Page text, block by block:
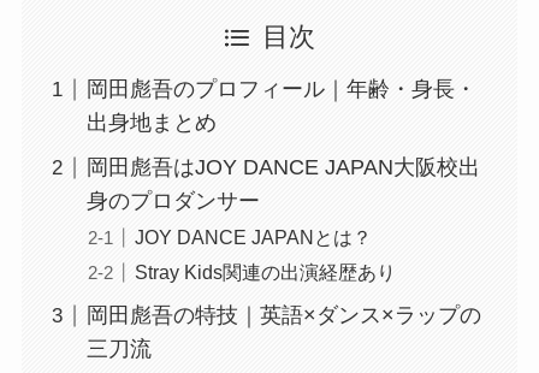
目次
岡田彪吾のプロフィール｜年齢・身長・
出身地まとめ
岡田彪吾はJOY DANCE JAPAN大阪校出
身のプロダンサー
JOY DANCE JAPANとは？
Stray Kids関連の出演経歴あり
岡田彪吾の特技｜英語×ダンス×ラップの
三刀流